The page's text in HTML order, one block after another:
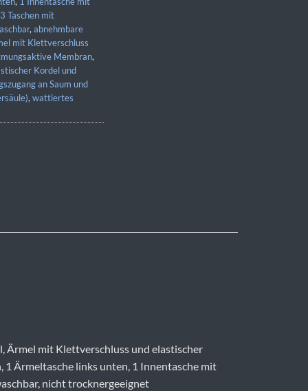
3 Taschen mit
,abnehmbare
mit Klettverschluss
Membran,
Kordel und
an Saum und
,wattiertes
Ärmel mit Klettverschluss und elastischer
1 Ärmeltasche links unten, 1 Innentasche mit
nicht trocknergeeignet